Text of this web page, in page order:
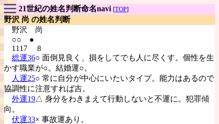
21世紀の姓名判断命名navi [TOP]
野沢 尚 の姓名判断
野沢 尚
○○ ●
1117 8
総運36○ 面倒見良く、損をしてでも人に尽くす。個性を生
かす職業が○。結婚運○。
人運25○ 常に自分が中心にいたいタイプ。能力はあるので
協調性に注意すれば吉。
外運19△ 身分をわきまえて行動しないと不運に。犯罪傾
向。
伏運33× 事故運あり。